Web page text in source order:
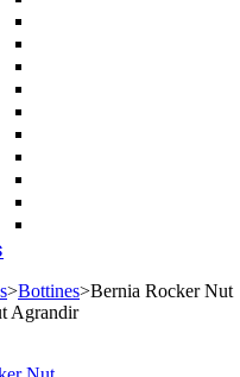
>Bottines>Bernia Rocker Nut
Agrandir